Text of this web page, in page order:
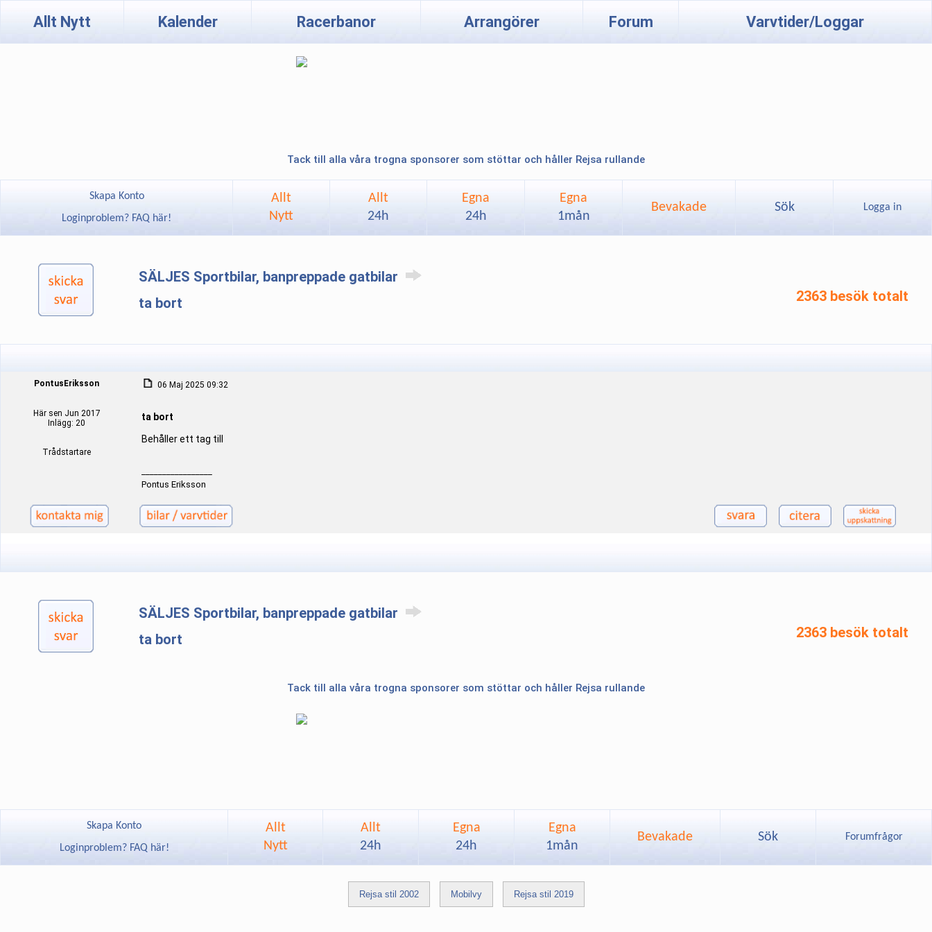
Allt Nytt Kalender Racerbanor Arrangörer Forum Varvtider/Loggar
Tack till alla våra trogna sponsorer som stöttar och håller Rejsa rullande
Skapa Konto
Loginproblem? FAQ här!
Allt
Nytt
Allt
24h
Egna
24h
Egna
1mån
Bevakade Sök Logga in
SÄLJES Sportbilar, banpreppade gatbilar
ta bort
2363 besök totalt
PontusEriksson
Här sen Jun 2017
Inlägg: 20
Trådstartare
06 Maj 2025 09:32
ta bort
Behåller ett tag till
Pontus Eriksson
SÄLJES Sportbilar, banpreppade gatbilar
ta bort
2363 besök totalt
Tack till alla våra trogna sponsorer som stöttar och håller Rejsa rullande
Skapa Konto
Loginproblem? FAQ här!
Allt
Nytt
Allt
24h
Egna
24h
Egna
1mån
Bevakade Sök Forumfrågor
Rejsa stil 2002 Mobilvy Rejsa stil 2019